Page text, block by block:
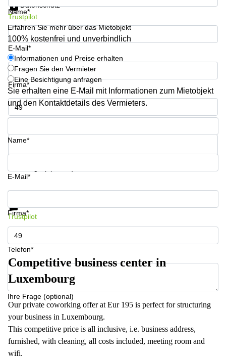
Sandweiler
Name*
E-Mail*
Firma*
Telefon*
Datenschutz
Trustpilot
Erfahren Sie mehr über das Mietobjekt
100% kostenfrei und unverbindlich
Informationen und Preise erhalten
Fragen Sie den Vermieter
Eine Besichtigung anfragen
Sie erhalten eine E-Mail mit Informationen zum Mietobjekt
und den Kontaktdetails des Vermieters.
Name*
E-Mail*
Firma*
Telefon*
Ihre Frage (optional)
Informationen und Preise erhalten
Trustpilot
Competitive business center in
Luxembourg
Our private coworking offer at Eur 195 is perfect for structuring
your business in Luxembourg.
This competitive price is all inclusive, i.e. business address,
furnished, with cleaning, all costs included, meeting room and
wifi.